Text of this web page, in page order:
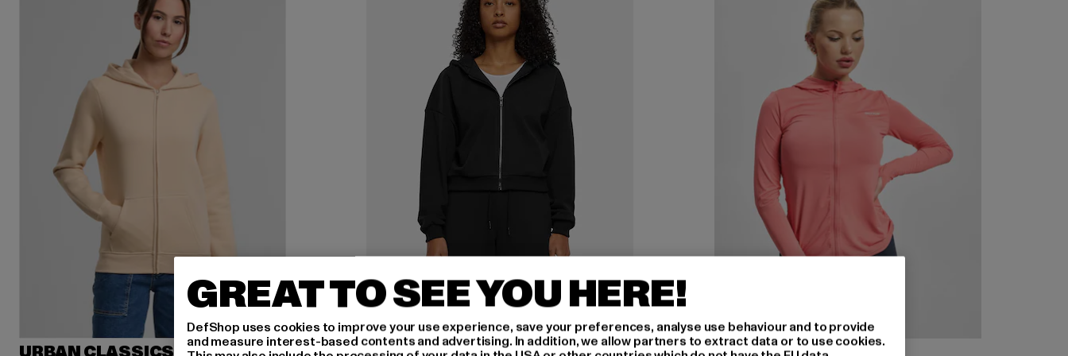
URBAN CLASSICS
Ladies Cozy Short Zip
GREAT TO SEE YOU HERE!
DefShop uses cookies to improve your use experience, save your preferences, analyse use behaviour and to provide
and measure interest-based contents and advertising. In addition, we allow partners to extract data or to use cookies.